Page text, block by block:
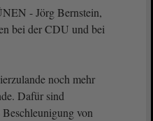
- Jörg Bernstein,
bei der CDU und bei
noch mehr
Dafür sind
von